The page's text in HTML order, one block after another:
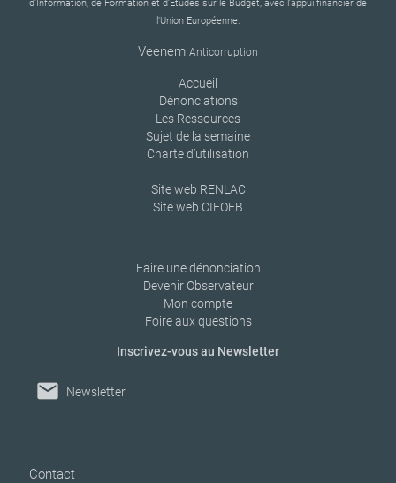
d’Information, de Formation et d’Etudes sur le Budget, avec l’appui financier de
l’Union Européenne.
Veenem Anticorruption
Accueil
Dénonciations
Les Ressources
Sujet de la semaine
Charte d’utilisation
Site web RENLAC
Site web CIFOEB
Faire une dénonciation
Devenir Observateur
Mon compte
Foire aux questions
Inscrivez-vous au Newsletter
mail Newsletter
Contact